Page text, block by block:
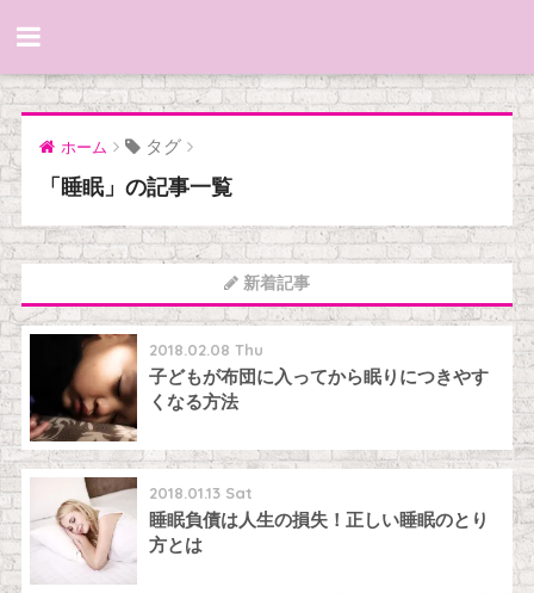
ホーム タグ
「睡眠」の記事一覧
新着記事
2018.02.08 Thu
子どもが布団に入ってから眠りにつきやす
くなる方法
2018.01.13 Sat
睡眠負債は人生の損失！正しい睡眠のとり
方とは